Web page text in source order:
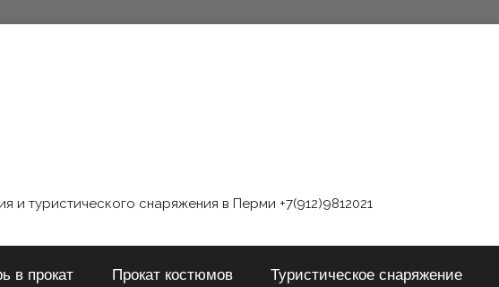
туристического снаряжения в Перми +7(912)9812021
в прокат Прокат костюмов Туристическое снаряжение